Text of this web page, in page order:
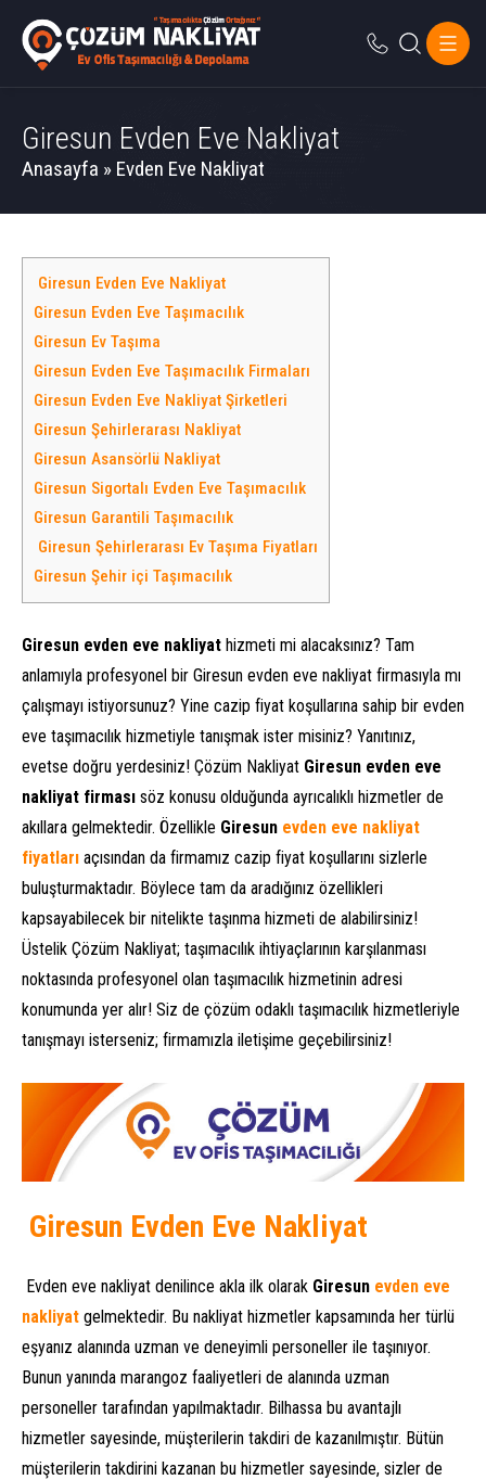
Giresun Evden Eve Nakliyat
Anasayfa » Evden Eve Nakliyat
Giresun Evden Eve Nakliyat
Giresun Evden Eve Taşımacılık
Giresun Ev Taşıma
Giresun Evden Eve Taşımacılık Firmaları
Giresun Evden Eve Nakliyat Şirketleri
Giresun Şehirlerarası Nakliyat
Giresun Asansörlü Nakliyat
Giresun Sigortalı Evden Eve Taşımacılık
Giresun Garantili Taşımacılık
Giresun Şehirlerarası Ev Taşıma Fiyatları
Giresun Şehir içi Taşımacılık
Giresun evden eve nakliyat hizmeti mi alacaksınız? Tam
anlamıyla profesyonel bir Giresun evden eve nakliyat firmasıyla mı
çalışmayı istiyorsunuz? Yine cazip fiyat koşullarına sahip bir evden
eve taşımacılık hizmetiyle tanışmak ister misiniz? Yanıtınız,
evetse doğru yerdesiniz! Çözüm Nakliyat Giresun evden eve
nakliyat firması söz konusu olduğunda ayrıcalıklı hizmetler de
akıllara gelmektedir. Özellikle Giresun evden eve nakliyat
fiyatları açısından da firmamız cazip fiyat koşullarını sizlerle
buluşturmaktadır. Böylece tam da aradığınız özellikleri
kapsayabilecek bir nitelikte taşınma hizmeti de alabilirsiniz!
Üstelik Çözüm Nakliyat; taşımacılık ihtiyaçlarının karşılanması
noktasında profesyonel olan taşımacılık hizmetinin adresi
konumunda yer alır! Siz de çözüm odaklı taşımacılık hizmetleriyle
tanışmayı isterseniz; firmamızla iletişime geçebilirsiniz!
Giresun Evden Eve Nakliyat
Evden eve nakliyat denilince akla ilk olarak Giresun evden eve
nakliyat gelmektedir. Bu nakliyat hizmetler kapsamında her türlü
eşyanız alanında uzman ve deneyimli personeller ile taşınıyor.
Bunun yanında marangoz faaliyetleri de alanında uzman
personeller tarafından yapılmaktadır. Bilhassa bu avantajlı
hizmetler sayesinde, müşterilerin takdiri de kazanılmıştır. Bütün
müşterilerin takdirini kazanan bu hizmetler sayesinde, sizler de